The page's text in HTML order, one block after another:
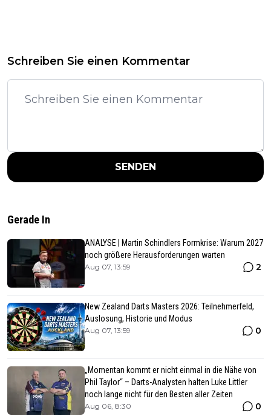
Schreiben Sie einen Kommentar
SENDEN
Gerade In
ANALYSE | Martin Schindlers Formkrise: Warum 2027
noch größere Herausforderungen warten
Aug 07, 13:59 2
New Zealand Darts Masters 2026: Teilnehmerfeld,
Auslosung, Historie und Modus
Aug 07, 13:59 0
„Momentan kommt er nicht einmal in die Nähe von
Phil Taylor“ – Darts-Analysten halten Luke Littler
noch lange nicht für den Besten aller Zeiten
Aug 06, 8:30 0